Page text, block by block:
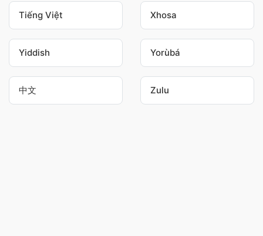
Tiếng Việt Xhosa
Yiddish Yorùbá
中文 Zulu